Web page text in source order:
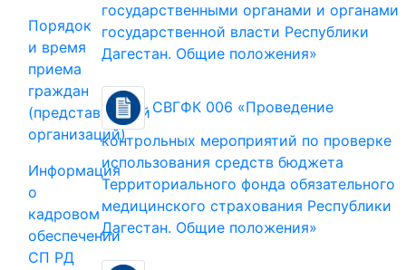
Порядок
и время
приема
граждан
(представителей
организаций)
Информация
о
кадровом
обеспечении
СП РД
государственными органами и органами
государственной власти Республики
Дагестан. Общие положения»
СВГФК 006 «Проведение
контрольных мероприятий по проверке
использования средств бюджета
Территориального фонда обязательного
медицинского страхования Республики
Дагестан. Общие положения»